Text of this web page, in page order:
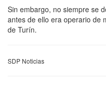
Sin embargo, no siempre se
antes de ello era operario de
de Turín.
SDP Noticias